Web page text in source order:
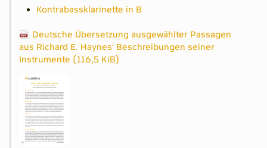
Kontrabassklarinette in B
Deutsche Übersetzung ausgewählter Passagen
aus Richard E. Haynes' Beschreibungen seiner
Instrumente (116,5 KiB)